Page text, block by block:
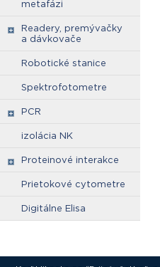
metafázi
Readery, premývačky
a dávkovače
Robotické stanice
Spektrofotometre
PCR
izolácia NK
Proteinové interakce
Prietokové cytometre
Digitálne Elisa